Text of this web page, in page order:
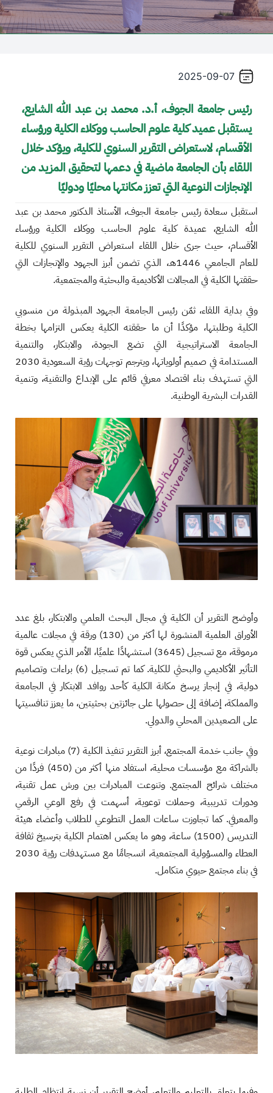
2025-09-07
رئيس جامعة الجوف، أ.د. محمد بن عبد الله الشايع،
يستقبل عميد كلية علوم الحاسب ووكلاء الكلية ورؤساء
الأقسام، لاستعراض التقرير السنوي للكلية، ويؤكد خلال
اللقاء بأن الجامعة ماضية في دعمها لتحقيق المزيد من
الإنجازات النوعية التي تعزز مكانتها محليًا ودوليًا
استقبل سعادة رئيس جامعة الجوف، الأستاذ الدكتور محمد بن عبد
الله الشايع، عميدة كلية علوم الحاسب ووكلاء الكلية ورؤساء
الأقسام، حيث جرى خلال اللقاء استعراض التقرير السنوي للكلية
للعام الجامعي 1446هـ، الذي تضمن أبرز الجهود والإنجازات التي
حققتها الكلية في المجالات الأكاديمية والبحثية والمجتمعية.
وفي بداية اللقاء، ثمّن رئيس الجامعة الجهود المبذولة من منسوبي
الكلية وطلبتها، مؤكدًا أن ما حققته الكلية يعكس التزامها بخطة
الجامعة الاستراتيجية التي تضع الجودة، والابتكار، والتنمية
المستدامة في صميم أولوياتها، ويترجم توجهات رؤية السعودية 2030
التي تستهدف بناء اقتصاد معرفي قائم على الإبداع والتقنية، وتنمية
القدرات البشرية الوطنية.
وأوضح التقرير أن الكلية في مجال البحث العلمي والابتكار، بلغ عدد
الأوراق العلمية المنشورة لها أكثر من (130) ورقة في مجلات عالمية
مرموقة، مع تسجيل (3645) استشهادًا علميًا، الأمر الذي يعكس قوة
التأثير الأكاديمي والبحثي للكلية. كما تم تسجيل (6) براءات وتصاميم
دولية، في إنجاز يرسخ مكانة الكلية كأحد روافد الابتكار في الجامعة
والمملكة، إضافة إلى حصولها على جائزتين بحثيتين، ما يعزز تنافسيتها
على الصعيدين المحلي والدولي.
وفي جانب خدمة المجتمع، أبرز التقرير تنفيذ الكلية (7) مبادرات نوعية
بالشراكة مع مؤسسات محلية، استفاد منها أكثر من (450) فردًا من
مختلف شرائح المجتمع. وتنوعت المبادرات بين ورش عمل تقنية،
ودورات تدريبية، وحملات توعوية، أسهمت في رفع الوعي الرقمي
والمعرفي. كما تجاوزت ساعات العمل التطوعي للطلاب وأعضاء هيئة
التدريس (1500) ساعة، وهو ما يعكس اهتمام الكلية بترسيخ ثقافة
العطاء والمسؤولية المجتمعية، انسجامًا مع مستهدفات رؤية 2030
في بناء مجتمع حيوي متكامل.